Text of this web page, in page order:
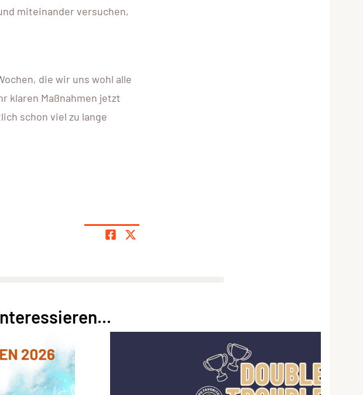
miteinander versuchen,
die wir uns wohl alle
klaren Maßnahmen jetzt
schon viel zu lange